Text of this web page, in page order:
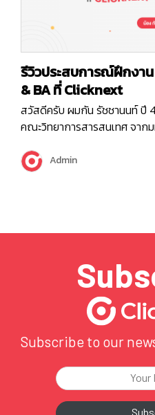
รีวิวประสบการณ์ฝึกงา
& BA ที่ Clicknext
สวัสดีครับ ผมกัน รัชชานนท์ ปี
คณะวิทยาการสารสนเทศ จาก
ของการทำงาน เมื่อเข้ามาในบริ
อะไรเรื่องเลย หันไปทางไหนก็ไ
Admin
Subscribe to our